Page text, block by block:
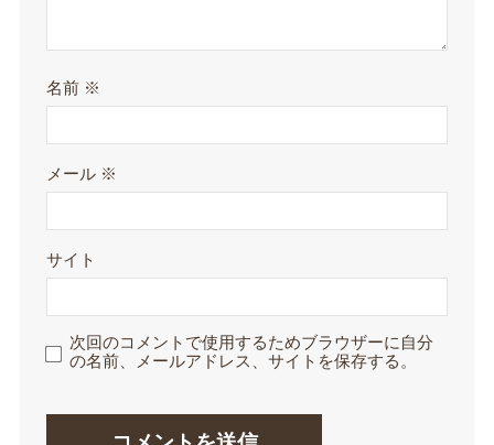
名前 ※
メール ※
サイト
次回のコメントで使用するためブラウザーに自分
の名前、メールアドレス、サイトを保存する。